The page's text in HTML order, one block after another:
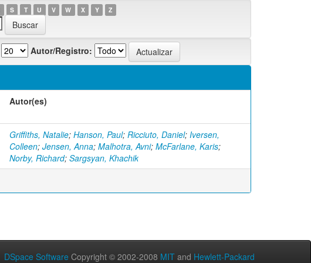
S T U V W X Y Z
Autor/Registro:
Autor(es)
Griffiths, Natalie; Hanson, Paul; Ricciuto, Daniel; Iversen,
Colleen; Jensen, Anna; Malhotra, Avni; McFarlane, Karis;
Norby, Richard; Sargsyan, Khachik
DSpace Software Copyright © 2002-2008 MIT and Hewlett-Packard